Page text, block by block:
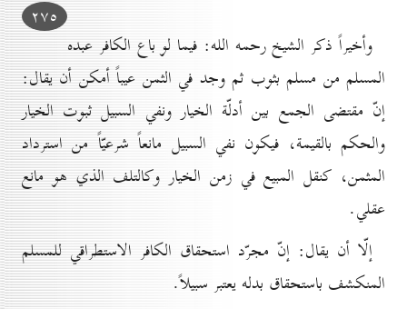
۲۷٥
وأخيراً ذكر الشيخ رحمه الله: فيما لو باع الكافر عبده
المسلم من مسلم بثوب ثم وجد في الثمن عيباً أمكن أن يقال:
إنّ مقتضى الجمع بين أدلّة الخيار ونفي السبيل ثبوت الخيار
والحكم بالقيمة، فيكون نفي السبيل مانعاً شرعيّاً من استرداد
المثمن، كنقل المبيع في زمن الخيار وكالتلف الذي هو مانع
عقلي.
إلّا أن يقال: إنّ مجرّد استحقاق الكافر الاستطراقي للمسلم
المنكشف باستحقاق بدله يعتبر سبيلاً.